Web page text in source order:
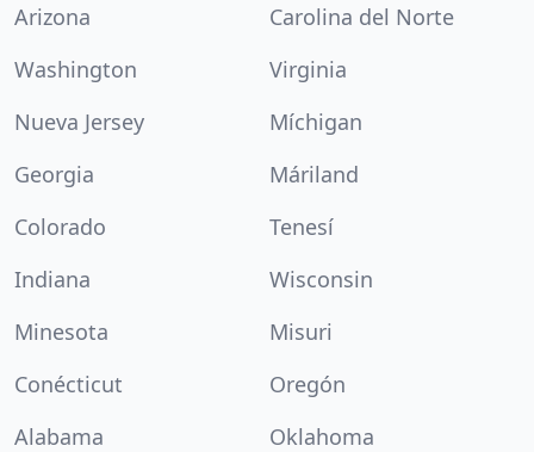
Arizona
Carolina del Norte
Washington
Virginia
Nueva Jersey
Míchigan
Georgia
Máriland
Colorado
Tenesí
Indiana
Wisconsin
Minesota
Misuri
Conécticut
Oregón
Alabama
Oklahoma